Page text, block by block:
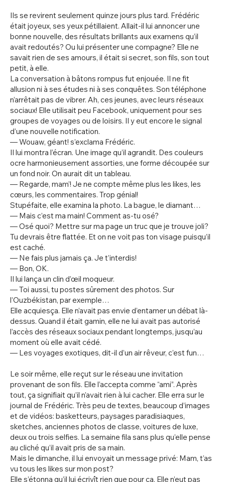
Ils se revirent seulement quinze jours plus tard. Frédéric
était joyeux, ses yeux pétillaient. Allait-il lui annoncer une
bonne nouvelle, des résultats brillants aux examens qu’il
avait redoutés? Ou lui présenter une compagne? Elle ne
savait rien de ses amours, il était si secret, son fils, son tout
petit, à elle.
La conversation à bâtons rompus fut enjouée. Il ne fit
allusion ni à ses études ni à ses conquêtes. Son téléphone
n’arrêtait pas de vibrer. Ah, ces jeunes, avec leurs réseaux
sociaux! Elle utilisait peu Facebook, uniquement pour ses
groupes de voyages ou de loisirs. Il y eut encore le signal
d’une nouvelle notification.
— Wouaw, géant! s’exclama Frédéric.
Il lui montra l’écran. Une image qu’il agrandit. Des couleurs
ocre harmonieusement assorties, une forme découpée sur
un fond noir. On aurait dit un tableau.
— Regarde, mam’! Je ne compte même plus les likes, les
cœurs, les commentaires. Trop génial!
Stupéfaite, elle examina la photo. La bague, le diamant…
— Mais c’est ma main! Comment as-tu osé?
— Osé quoi? Mettre sur ma page un truc que je trouve joli?
Tu devrais être flattée. Et on ne voit pas ton visage puisqu’il
est caché.
— Ne fais plus jamais ça. Je t’interdis!
— Bon, OK.
Il lui lança un clin d’œil moqueur.
— Toi aussi, tu postes sûrement des photos. Sur
l’Ouzbékistan, par exemple…
Elle acquiesça. Elle n’avait pas envie d’entamer un débat là-
dessus. Quand il était gamin, elle ne lui avait pas autorisé
l’accès des réseaux sociaux pendant longtemps, jusqu’au
moment où elle avait cédé.
— Les voyages exotiques, dit-il d’un air rêveur, c’est fun…
Le soir même, elle reçut sur le réseau une invitation
provenant de son fils. Elle l’accepta comme “ami”. Après
tout, ça signifiait qu’il n’avait rien à lui cacher. Elle erra sur le
journal de Frédéric. Très peu de textes, beaucoup d’images
et de vidéos: basketteurs, paysages paradisiaques,
sketches, anciennes photos de classe, voitures de luxe,
deux ou trois selfies. La semaine fila sans plus qu’elle pense
au cliché qu’il avait pris de sa main.
Mais le dimanche, il lui envoyait un message privé: Mam, t’as
vu tous les likes sur mon post?
Elle s’étonna qu’il lui écrivît rien que pour ça. Elle n’eut pas